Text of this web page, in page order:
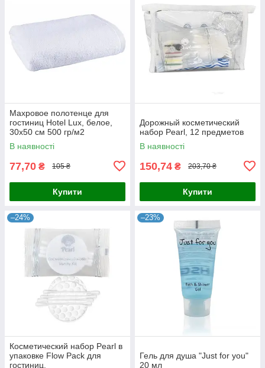
Махровое полотенце для
гостиниц Hotel Lux, белое,
30х50 см 500 гр/м2
В наявності
77,70 ₴ 105 ₴
Купити
Дорожный косметический
набор Pearl, 12 предметов
В наявності
150,74 ₴ 203,70 ₴
Купити
–24%
Косметический набор Pearl в
упаковке Flow Pack для
гостиниц.
–23%
Гель для душа "Just for you"
20 мл